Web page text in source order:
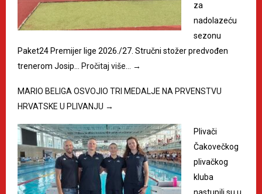
za
nadolazeću
sezonu
Paket24 Premijer lige 2026./27. Stručni stožer predvođen
trenerom Josip… Pročitaj više… →
MARIO BELIGA OSVOJIO TRI MEDALJE NA PRVENSTVU
HRVATSKE U PLIVANJU →
Plivači
Čakovečkog
plivačkog
kluba